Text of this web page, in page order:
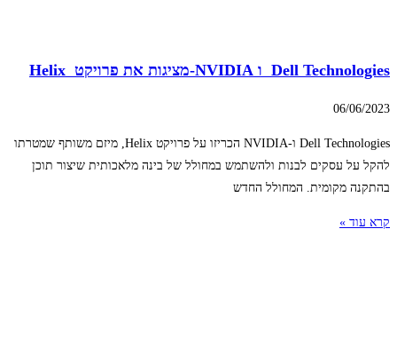
Dell Technologies ו NVIDIA-מציגות את פרויקט Helix
06/06/2023
Dell Technologies ו-NVIDIA הכריזו על פרויקט Helix, מיזם משותף שמטרתו
להקל על עסקים לבנות ולהשתמש במחולל של בינה מלאכותית שיצור תוכן
בהתקנה מקומית. המחולל החדש
קרא עוד »